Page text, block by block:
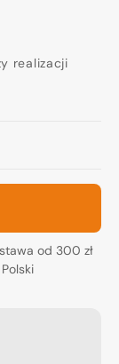
realizacji
od 300 zł